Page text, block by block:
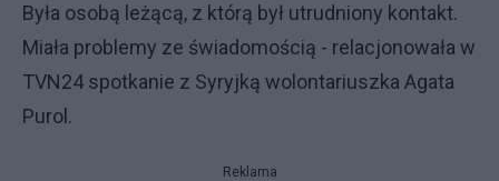
Była osobą leżącą, z którą był utrudniony kontakt.
Miała problemy ze świadomością - relacjonowała w
TVN24 spotkanie z Syryjką wolontariuszka Agata
Purol.
Reklama